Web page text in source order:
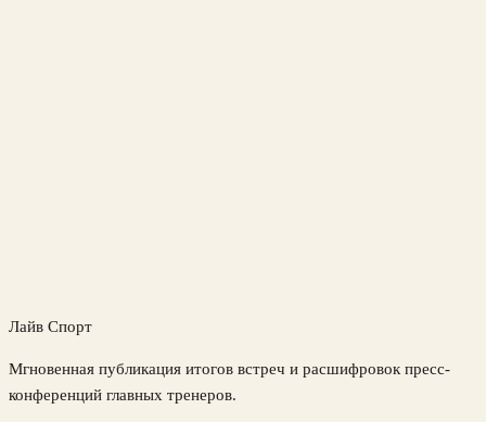
Лайв Спорт
Мгновенная публикация итогов встреч и расшифровок пресс-
конференций главных тренеров.